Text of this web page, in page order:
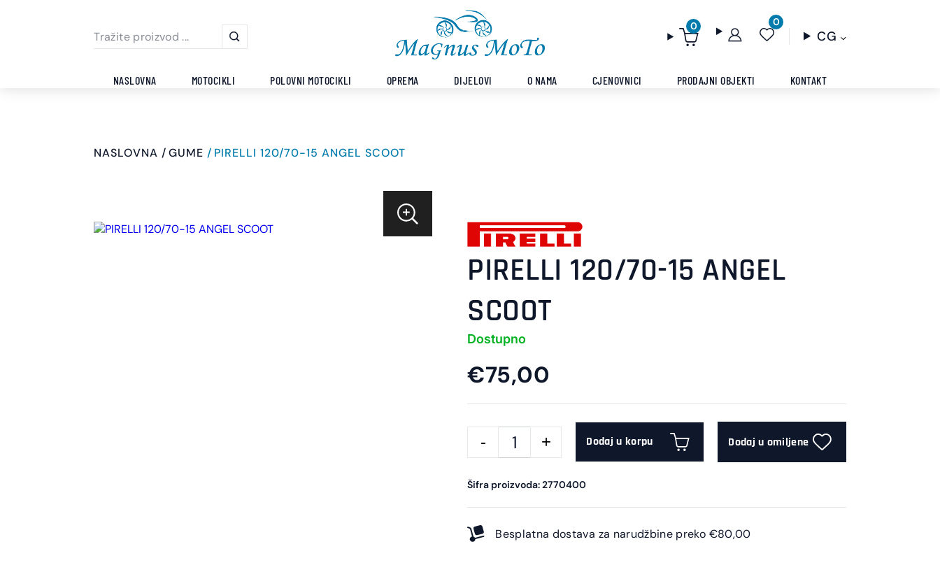
0 0
CG
NASLOVNA MOTOCIKLI POLOVNI MOTOCIKLI OPREMA DIJELOVI O NAMA CJENOVNICI PRODAJNI OBJEKTI KONTAKT
NASLOVNA GUME PIRELLI 120/70-15 ANGEL SCOOT
PIRELLI 120/70-15 ANGEL
SCOOT
Dostupno
€75,00
Dodaj u korpu Dodaj u omiljene
Šifra proizvoda: 2770400
Besplatna dostava za narudžbine preko €80,00